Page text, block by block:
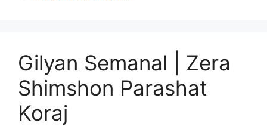
Gilyan Semanal | Zera
Shimshon Parashat
Koraj